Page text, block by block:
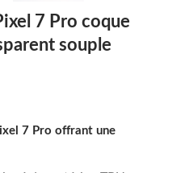
7 Pro coque
souple
7 Pro offrant une